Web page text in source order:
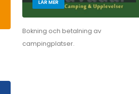
LÄR MER
Bokning och betalning av
campingplatser.